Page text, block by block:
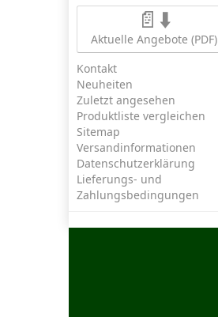
📄⬇️
Aktuelle Angebote (PDF)
Kontakt
Neuheiten
Zuletzt angesehen
Produktliste vergleichen
Sitemap
Versandinformationen
Datenschutzerklärung
Lieferungs- und
Zahlungsbedingungen